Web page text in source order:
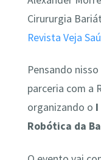
Cirururgia
Revista Veja
Pensando
parceria com a
organizando o
Robótica da